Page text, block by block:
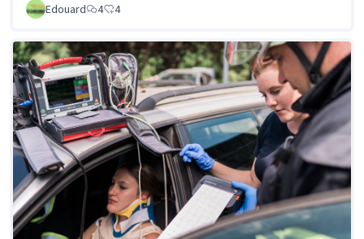
Edouard 4 4